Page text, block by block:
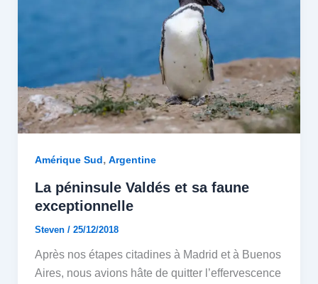
Amérique Sud, Argentine
La péninsule Valdés et sa faune
exceptionnelle
Steven / 25/12/2018
Après nos étapes citadines à Madrid et à Buenos
Aires, nous avions hâte de quitter l’effervescence